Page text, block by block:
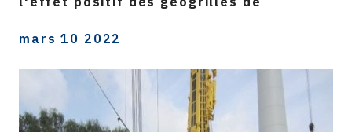
mars 10 2022